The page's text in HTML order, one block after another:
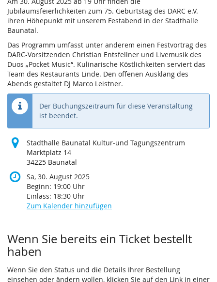
Jubiläumsfeierlichkeiten zum 75. Geburtstag des DARC e.V.
ihren Höhepunkt mit unserem Festabend in der Stadthalle
Baunatal.
Das Programm umfasst unter anderem einen Festvortrag des
DARC-Vorsitzenden Christian Entsfellner und Livemusik des
Duos „Pocket Music“. Kulinarische Köstlichkeiten serviert das
Team des Restaurants Linde. Den offenen Ausklang des
Abends gestaltet DJ Marco Leistner.
Der Buchungszeitraum für diese Veranstaltung
ist beendet.
Stadthalle Baunatal Kultur-und Tagungszentrum
Marktplatz 14
34225 Baunatal
Sa, 30. August 2025
Beginn: 19:00 Uhr
Einlass: 18:30 Uhr
Zum Kalender hinzufügen
Wenn Sie bereits ein Ticket bestellt
haben
Wenn Sie den Status und die Details Ihrer Bestellung
einsehen oder ändern wollen, klicken Sie auf den Link in einer